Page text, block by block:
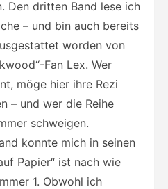
Den dritten Band lese ich
– und bin auch bereits
worden von
Fan Lex. Wer
möge hier ihre Rezi
– und wer die Reihe
schweigen.
konnte mich in seinen
Papier“ ist nach wie
1. Obwohl ich